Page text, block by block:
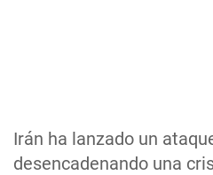
Irán ha lanzado un
desencadenando una